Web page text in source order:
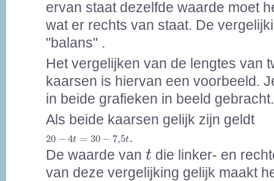
ervan staat dezelfde waarde moet
wat er rechts van staat. De
"balans" .
Het vergelijken van de lengtes van
kaarsen is hiervan een voorbeeld.
in beide grafieken in beeld gebracht.
Als beide kaarsen gelijk zijn geldt
20 − 4t = 30 − 7,5t
20 =30 7,5
.
De waarde van t
t die linker- en
van deze vergelijking gelijk maakt